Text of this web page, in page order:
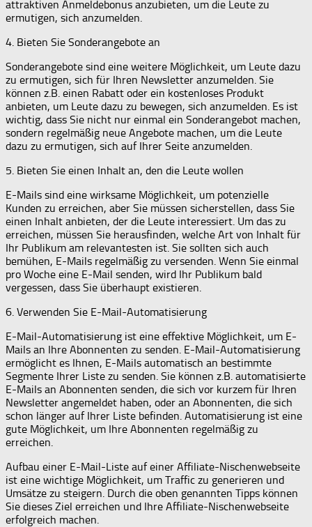
attraktiven Anmeldebonus anzubieten, um die Leute zu
ermutigen, sich anzumelden.
4. Bieten Sie Sonderangebote an
Sonderangebote sind eine weitere Möglichkeit, um Leute dazu
zu ermutigen, sich für Ihren Newsletter anzumelden. Sie
können z.B. einen Rabatt oder ein kostenloses Produkt
anbieten, um Leute dazu zu bewegen, sich anzumelden. Es ist
wichtig, dass Sie nicht nur einmal ein Sonderangebot machen,
sondern regelmäßig neue Angebote machen, um die Leute
dazu zu ermutigen, sich auf Ihrer Seite anzumelden.
5. Bieten Sie einen Inhalt an, den die Leute wollen
E-Mails sind eine wirksame Möglichkeit, um potenzielle
Kunden zu erreichen, aber Sie müssen sicherstellen, dass Sie
einen Inhalt anbieten, der die Leute interessiert. Um das zu
erreichen, müssen Sie herausfinden, welche Art von Inhalt für
Ihr Publikum am relevantesten ist. Sie sollten sich auch
bemühen, E-Mails regelmäßig zu versenden. Wenn Sie einmal
pro Woche eine E-Mail senden, wird Ihr Publikum bald
vergessen, dass Sie überhaupt existieren.
6. Verwenden Sie E-Mail-Automatisierung
E-Mail-Automatisierung ist eine effektive Möglichkeit, um E-
Mails an Ihre Abonnenten zu senden. E-Mail-Automatisierung
ermöglicht es Ihnen, E-Mails automatisch an bestimmte
Segmente Ihrer Liste zu senden. Sie können z.B. automatisierte
E-Mails an Abonnenten senden, die sich vor kurzem für Ihren
Newsletter angemeldet haben, oder an Abonnenten, die sich
schon länger auf Ihrer Liste befinden. Automatisierung ist eine
gute Möglichkeit, um Ihre Abonnenten regelmäßig zu
erreichen.
Aufbau einer E-Mail-Liste auf einer Affiliate-Nischenwebseite
ist eine wichtige Möglichkeit, um Traffic zu generieren und
Umsätze zu steigern. Durch die oben genannten Tipps können
Sie dieses Ziel erreichen und Ihre Affiliate-Nischenwebseite
erfolgreich machen.